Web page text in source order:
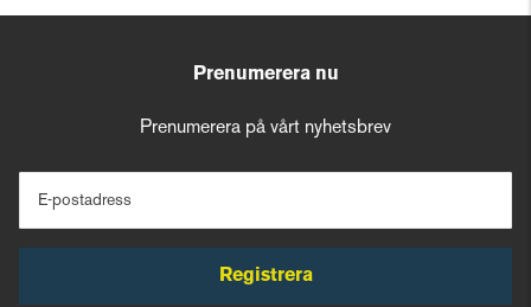
Prenumerera nu
Prenumerera på vårt nyhetsbrev
E-postadress
Registrera